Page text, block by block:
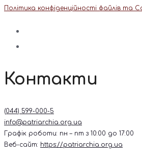
Політика конфіденційності файлів та
Контакти
(044) 599-000-5
info@patriarchia.org.ua
Графік роботи: пн – пт з 10:00 до 17:00
Веб-сайт: https://patriarchia.org.ua